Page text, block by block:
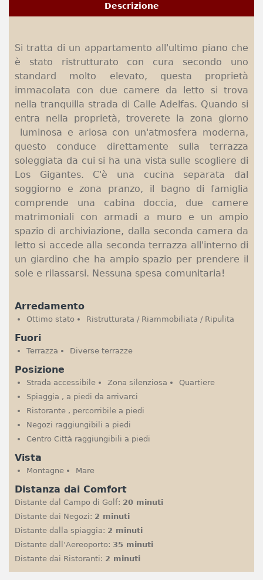
Descrizione
Si tratta di un appartamento all'ultimo piano che
è stato ristrutturato con cura secondo uno
standard molto elevato, questa proprietà
immacolata con due camere da letto si trova
nella tranquilla strada di Calle Adelfas. Quando si
entra nella proprietà, troverete la zona giorno
luminosa e ariosa con un'atmosfera moderna,
questo conduce direttamente sulla terrazza
soleggiata da cui si ha una vista sulle scogliere di
Los Gigantes. C'è una cucina separata dal
soggiorno e zona pranzo, il bagno di famiglia
comprende una cabina doccia, due camere
matrimoniali con armadi a muro e un ampio
spazio di archiviazione, dalla seconda camera da
letto si accede alla seconda terrazza all'interno di
un giardino che ha ampio spazio per prendere il
sole e rilassarsi. Nessuna spesa comunitaria!
Arredamento
Ottimo stato Ristrutturata / Riammobiliata / Ripulita
Fuori
Terrazza Diverse terrazze
Posizione
Strada accessibile Zona silenziosa
Quartiere
Spiaggia , a piedi da arrivarci
Ristorante , percorribile a piedi
Negozi raggiungibili a piedi
Centro Città raggiungibili a piedi
Vista
Montagne Mare
Distanza dai Comfort
Distante dal Campo di Golf: 20 minuti
Distante dai Negozi: 2 minuti
Distante dalla spiaggia: 2 minuti
Distante dall’Aereoporto: 35 minuti
Distante dai Ristoranti: 2 minuti